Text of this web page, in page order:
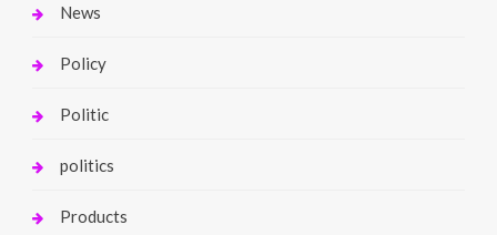
News
Policy
Politic
politics
Products